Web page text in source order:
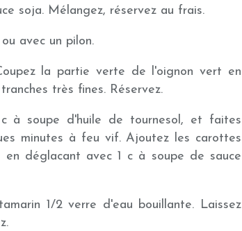
soja. Mélangez, réservez au frais.
avec un pilon.
la partie verte de l'oignon vert en
très fines. Réservez.
à soupe d'huile de tournesol, et faites
minutes à feu vif. Ajoutez les carottes
déglacant avec 1 c à soupe de sauce
1/2 verre d'eau bouillante. Laissez